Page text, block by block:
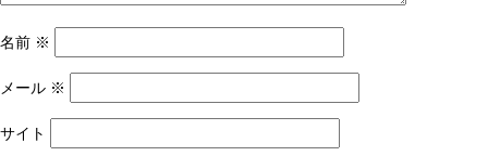
名前 ※
メール ※
サイト